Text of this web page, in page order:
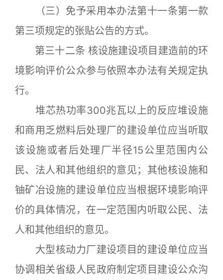
（三）免予采用本办法第十一条第一款
第三项规定的张贴公告的方式。
第三十二条 核设施建设项目建造前的环
境影响评价公众参与依照本办法有关规定执
行。
堆芯热功率300兆瓦以上的反应堆设施
和商用乏燃料后处理厂的建设单位应当听取
该设施或者后处理厂半径15公里范围内公
民、法人和其他组织的意见；其他核设施和
铀矿冶设施的建设单位应当根据环境影响评
价的具体情况，在一定范围内听取公民、法
人和其他组织的意见。
大型核动力厂建设项目的建设单位应当
协调相关省级人民政府制定项目建设公众沟